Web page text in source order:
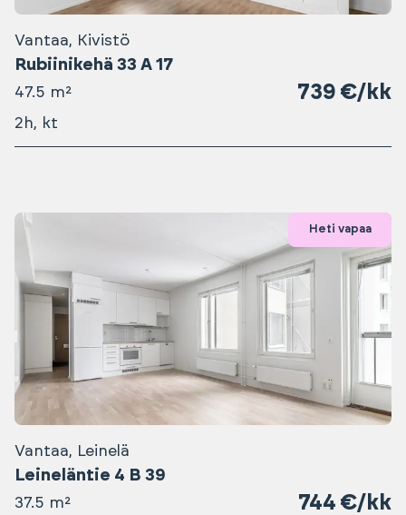
Vantaa, Kivistö
Rubiinikehä 33 A 17
47.5 m² 739 €/kk
2h, kt
Heti vapaa
Vantaa, Leinelä
Leineläntie 4 B 39
37.5 m² 744 €/kk